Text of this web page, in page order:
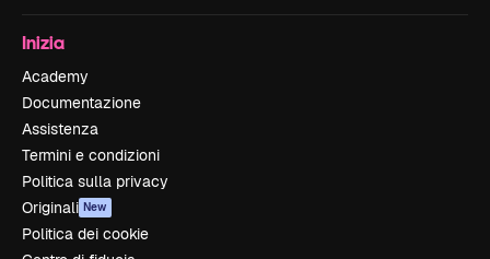
Inizia
Academy
Documentazione
Assistenza
Termini e condizioni
Politica sulla privacy
Originali New
Politica dei cookie